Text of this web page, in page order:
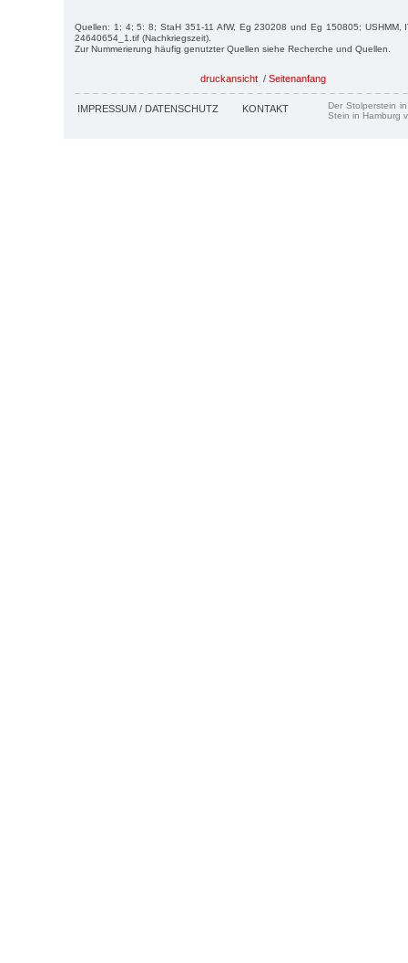
Quellen: 1; 4; 5: 8; StaH 351-11 AfW, Eg 230208 und Eg 150805; USHMM,
24640654_1.tif (Nachkriegszeit).
Zur Nummerierung häufig genutzter Quellen siehe Recherche und Quellen.
druckansicht / Seitenanfang
IMPRESSUM / DATENSCHUTZ KONTAKT
Der Stolperstein
Stein in Hamburg